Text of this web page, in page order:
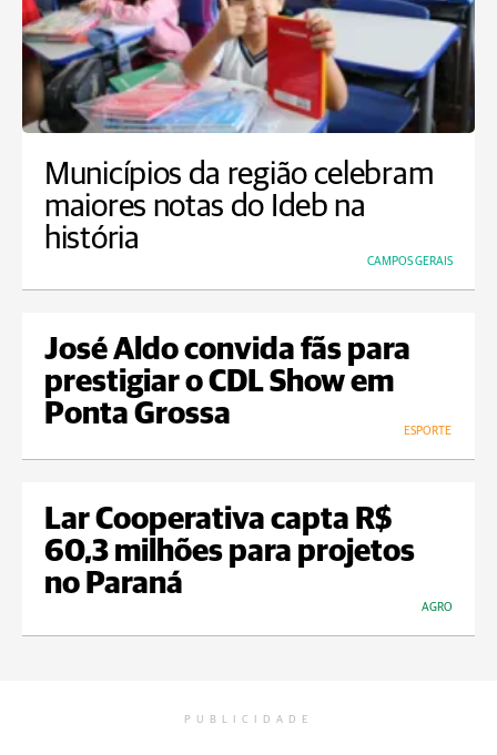
Municípios da região celebram
maiores notas do Ideb na
história
CAMPOS GERAIS
José Aldo convida fãs para
prestigiar o CDL Show em
Ponta Grossa
ESPORTE
Lar Cooperativa capta R$
60,3 milhões para projetos
no Paraná
AGRO
PUBLICIDADE